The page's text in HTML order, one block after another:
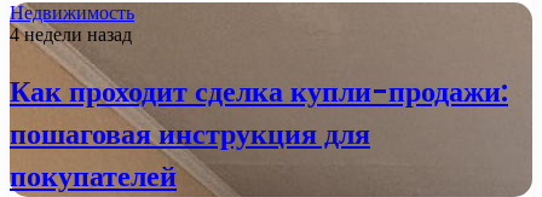
Недвижимость
4 недели назад
Как проходит сделка купли-продажи:
пошаговая инструкция для
покупателей